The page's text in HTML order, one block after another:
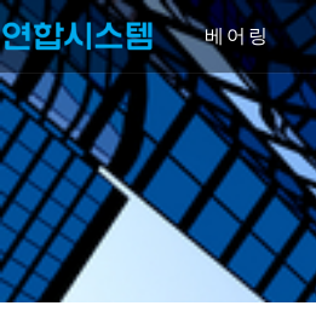
Skip
to
content
베어링